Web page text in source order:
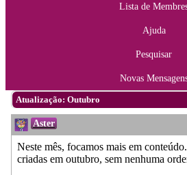
Lista de
Ajuda
Pesquisar
Novas
Atualização: Outubro
Aster
Neste mês, focamos mais em
criadas em outubro, sem nenhuma